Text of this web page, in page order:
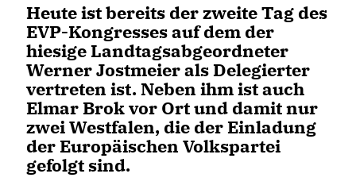
Heute ist bereits der zweite Tag des
EVP-Kongresses auf dem der
hiesige Landtagsabgeordneter
Werner Jostmeier als Delegierter
vertreten ist. Neben ihm ist auch
Elmar Brok vor Ort und damit nur
zwei Westfalen, die der Einladung
der Europäischen Volkspartei
gefolgt sind.